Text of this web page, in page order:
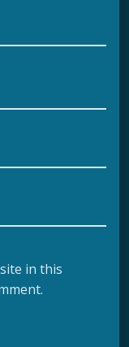
in this